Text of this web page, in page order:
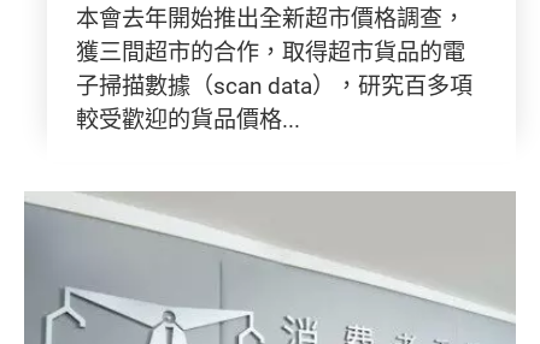
本會去年開始推出全新超市價格調查，
獲三間超市的合作，取得超市貨品的電
子掃描數據（scan data），研究百多項
較受歡迎的貨品價格...